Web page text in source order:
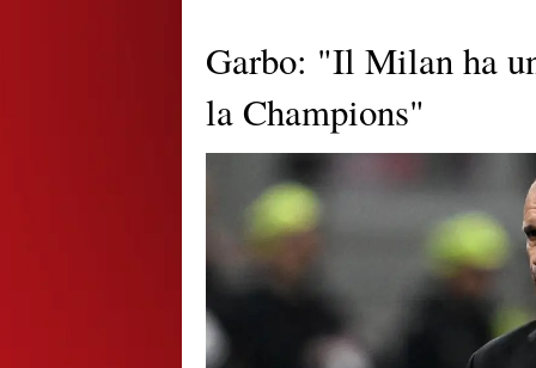
Garbo: "Il Milan ha
la Champions"